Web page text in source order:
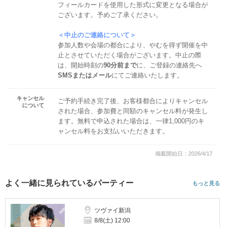
フィールカードを使用した形式に変更となる場合が
ございます。予めご了承ください。
＜中止のご連絡について＞
参加人数や会場の都合により、やむを得ず開催を中
止とさせていただく場合がございます。中止の際
は、開始時刻の90分前までに、ご登録の連絡先へ
SMSまたはメールにてご連絡いたします。
キャンセル
について
ご予約手続き完了後、お客様都合によりキャンセル
された場合、参加費と同額のキャンセル料が発生し
ます。無料で申込された場合は、一律1,000円のキ
ャンセル料をお支払いいただきます。
掲載開始日：2026/4/17
よく一緒に見られているパーティー もっと見る
ツヴァイ新潟
8/8(土) 12:00